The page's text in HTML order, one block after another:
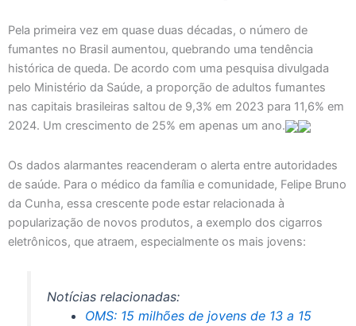
Pela primeira vez em quase duas décadas, o número de
fumantes no Brasil aumentou, quebrando uma tendência
histórica de queda. De acordo com uma pesquisa divulgada
pelo Ministério da Saúde, a proporção de adultos fumantes
nas capitais brasileiras saltou de 9,3% em 2023 para 11,6% em
2024. Um crescimento de 25% em apenas um ano.
Os dados alarmantes reacenderam o alerta entre autoridades
de saúde. Para o médico da família e comunidade, Felipe Bruno
da Cunha, essa crescente pode estar relacionada à
popularização de novos produtos, a exemplo dos cigarros
eletrônicos, que atraem, especialmente os mais jovens:
Notícias relacionadas:
OMS: 15 milhões de jovens de 13 a 15